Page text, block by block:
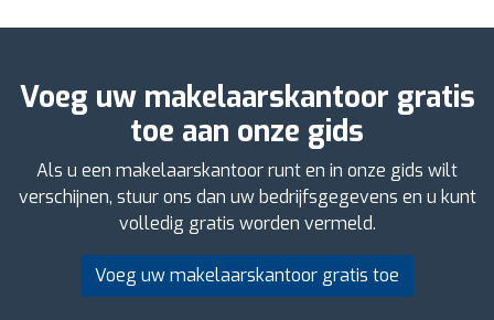
Voeg uw makelaarskantoor gratis
toe aan onze gids
Als u een makelaarskantoor runt en in onze gids wilt
verschijnen, stuur ons dan uw bedrijfsgegevens en u kunt
volledig gratis worden vermeld.
Voeg uw makelaarskantoor gratis toe